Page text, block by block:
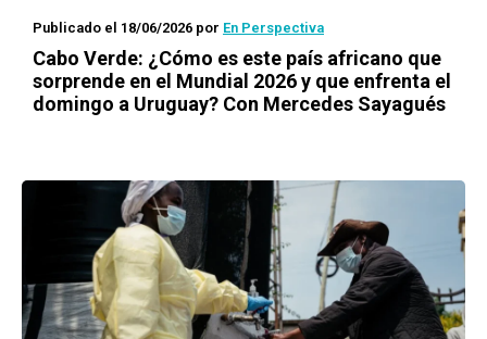
Publicado el 18/06/2026 por En Perspectiva
Cabo Verde: ¿Cómo es este país africano que
sorprende en el Mundial 2026 y que enfrenta el
domingo a Uruguay? Con Mercedes Sayagués